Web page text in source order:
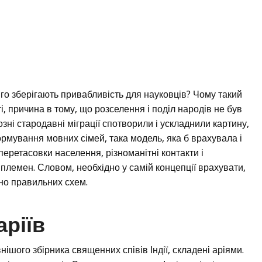
зберігають привабливість для науковців? Чому такий
причина в тому, що розселення і поділ народів не був
стародавні міграції спотворили і ускладнили картину,
мовних сімей, така модель, яка б врахувала і
населення, різноманітні контакти і
Словом, необхідно у самій концепції врахувати,
правильних схем.
збірника священних співів Індії, складені аріями.